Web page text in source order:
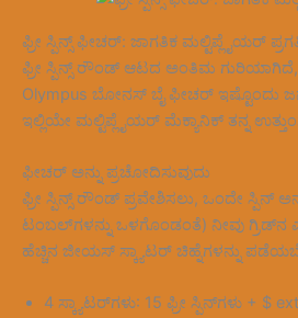
ಫ್ರೀ ಸ್ಪಿನ್ಸ್ ಫೀಚರ್: ಜಾಗತಿಕ ಮಲ್ಟಿಪ್ಲೈಯರ್
ಫ್ರೀ ಸ್ಪಿನ್ಸ್ ರೌಂಡ್ ಆಟದ ಅಂತಿಮ ಗುರಿಯಾಗಿದೆ,
Olympus ಬೋನಸ್ ಬೈ ಫೀಚರ್ ಇಷ್ಟೊಂದು
ಇಲ್ಲಿಯೇ ಮಲ್ಟಿಪ್ಲೈಯರ್ ಮೆಕ್ಯಾನಿಕ್ ತನ್ನ
ಫೀಚರ್ ಅನ್ನು ಪ್ರಚೋದಿಸುವುದು
ಫ್ರೀ ಸ್ಪಿನ್ಸ್ ರೌಂಡ್ ಪ್ರವೇಶಿಸಲು, ಒಂದೇ ಸ್ಪಿನ್
ಟಂಬಲ್‌ಗಳನ್ನು ಒಳಗೊಂಡಂತೆ) ನೀವು ಗ್ರಿಡ್‌ನ
ಹೆಚ್ಚಿನ ಜೀಯಸ್ ಸ್ಕ್ಯಾಟರ್ ಚಿಹ್ನೆಗಳನ್ನು
4 ಸ್ಕ್ಯಾಟರ್‌ಗಳು: 15 ಫ್ರೀ ಸ್ಪಿನ್‌ಗಳು + $